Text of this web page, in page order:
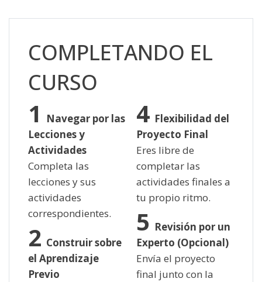
COMPLETANDO EL
CURSO
Navegar por las
Lecciones y
Actividades
Completa las
lecciones y sus
actividades
correspondientes.
Construir sobre
el Aprendizaje
Previo
Flexibilidad del
Proyecto Final
Eres libre de
completar las
actividades finales a
tu propio ritmo.
Revisión por un
Experto (Opcional)
Envía el proyecto
final junto con la